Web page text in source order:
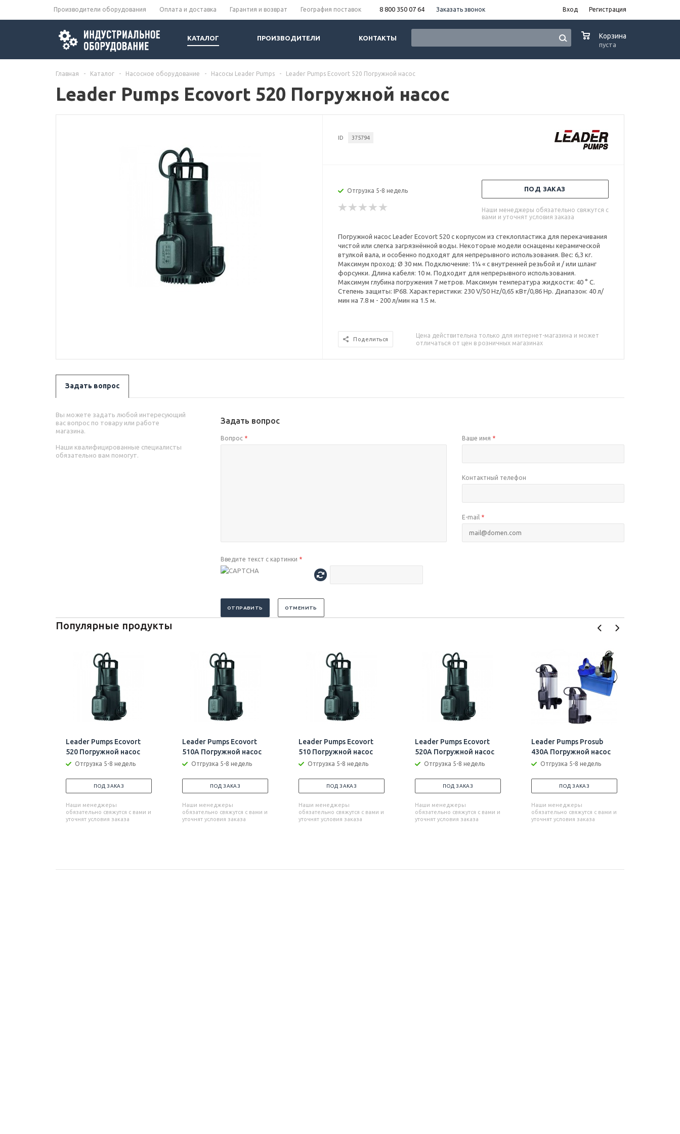
Производители оборудования Оплата и доставка Гарантия и возврат География поставок 8 800 350 07 64 Заказать звонок Вход Регистрация
КАТАЛОГ ПРОИЗВОДИТЕЛИ КОНТАКТЫ Корзина
пуста
Главная - Каталог - Насосное оборудование - Насосы Leader Pumps - Leader Pumps Ecovort 520 Погружной насос
Leader Pumps Ecovort 520 Погружной насос
ID 375794
Отгрузка 5-8 недель ПОД ЗАКАЗ
Наши менеджеры обязательно свяжутся с
вами и уточнят условия заказа
Погружной насос Leader Ecovort 520 с корпусом из стеклопластика для перекачивания
чистой или слегка загрязнённой воды. Некоторые модели оснащены керамической
втулкой вала, и особенно подходят для непрерывного использования. Вес: 6,3 кг.
Максимум проход: Ø 30 мм. Подключение: 1¼ « с внутренней резьбой и / или шланг
форсунки. Длина кабеля: 10 м. Подходит для непрерывного использования.
Максимум глубина погружения 7 метров. Максимум температура жидкости: 40 ° С.
Степень защиты: IP68. Характеристики: 230 V/50 Hz/0,65 кВт/0,86 Hp. Диапазон: 40 л/
мин на 7.8 м - 200 л/мин на 1.5 м.
Поделиться
Цена действительна только для интернет-магазина и может
отличаться от цен в розничных магазинах
Задать вопрос
Вы можете задать любой интересующий
вас вопрос по товару или работе
магазина.
Наши квалифицированные специалисты
обязательно вам помогут.
Задать вопрос
Вопрос * Ваше имя *
Контактный телефон
E-mail *
Введите текст с картинки *
ОТПРАВИТЬ ОТМЕНИТЬ
Популярные продукты
Leader Pumps Ecovort
520 Погружной насос
Отгрузка 5-8 недель
ПОД ЗАКАЗ
Наши менеджеры
обязательно свяжутся с вами и
уточнят условия заказа
Leader Pumps Ecovort
510A Погружной насос
Отгрузка 5-8 недель
ПОД ЗАКАЗ
Наши менеджеры
обязательно свяжутся с вами и
уточнят условия заказа
Leader Pumps Ecovort
510 Погружной насос
Отгрузка 5-8 недель
ПОД ЗАКАЗ
Наши менеджеры
обязательно свяжутся с вами и
уточнят условия заказа
Leader Pumps Ecovort
520A Погружной насос
Отгрузка 5-8 недель
ПОД ЗАКАЗ
Наши менеджеры
обязательно свяжутся с вами и
уточнят условия заказа
Leader Pumps Prosub
430A Погружной насос
Отгрузка 5-8 недель
ПОД ЗАКАЗ
Наши менеджеры
обязательно свяжутся с вами и
уточнят условия заказа